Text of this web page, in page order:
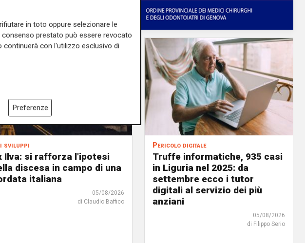
sviluppi
Ilva: si rafforza l'ipotesi
discesa in campo di una
italiana
05/08/2026
di Claudio Baffico
Pericolo digitale
Truffe informatiche, 935 casi
in Liguria nel 2025: da
settembre ecco i tutor
digitali al servizio dei più
anziani
05/08/2026
di Filippo Serio
in toto oppure selezionare le
prestato può essere revocato
con l'utilizzo esclusivo di
Preferenze